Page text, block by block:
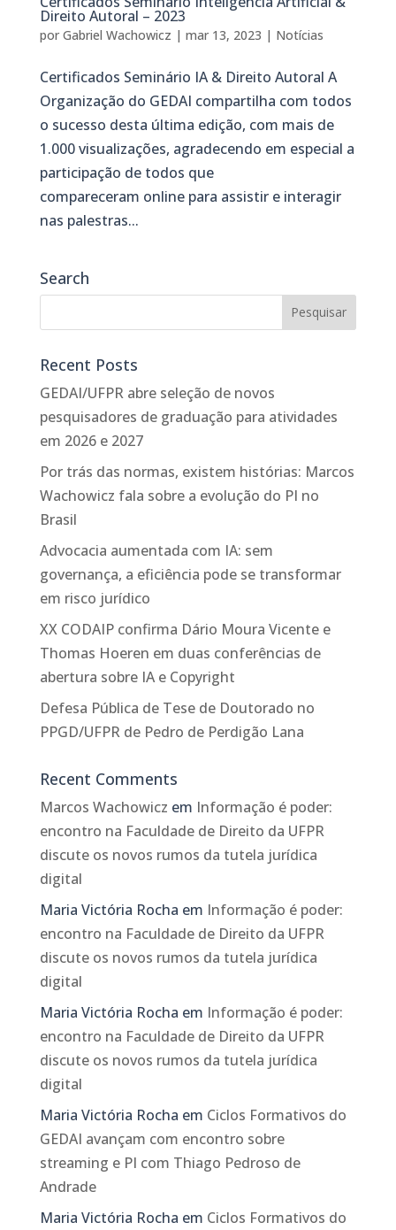
Direito Autoral – 2023
por Gabriel Wachowicz | mar 13, 2023 | Notícias
Certificados Seminário IA & Direito Autoral A
Organização do GEDAI compartilha com todos
o sucesso desta última edição, com mais de
1.000 visualizações, agradecendo em especial a
participação de todos que
compareceram online para assistir e interagir
nas palestras...
Search
Recent Posts
GEDAI/UFPR abre seleção de novos
pesquisadores de graduação para atividades
em 2026 e 2027
Por trás das normas, existem histórias: Marcos
Wachowicz fala sobre a evolução do PI no
Brasil
Advocacia aumentada com IA: sem
governança, a eficiência pode se transformar
em risco jurídico
XX CODAIP confirma Dário Moura Vicente e
Thomas Hoeren em duas conferências de
abertura sobre IA e Copyright
Defesa Pública de Tese de Doutorado no
PPGD/UFPR de Pedro de Perdigão Lana
Recent Comments
Marcos Wachowicz em Informação é poder:
encontro na Faculdade de Direito da UFPR
discute os novos rumos da tutela jurídica
digital
Maria Victória Rocha em Informação é poder:
encontro na Faculdade de Direito da UFPR
discute os novos rumos da tutela jurídica
digital
Maria Victória Rocha em Informação é poder:
encontro na Faculdade de Direito da UFPR
discute os novos rumos da tutela jurídica
digital
Maria Victória Rocha em Ciclos Formativos do
GEDAI avançam com encontro sobre
streaming e PI com Thiago Pedroso de
Andrade
Maria Victória Rocha em Ciclos Formativos do